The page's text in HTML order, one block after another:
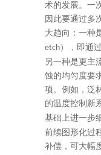
术的发展。一
因此要通过多
大趋向：一种
etch），即通
另一种是更主
蚀的均匀度要
项。例如，泛
的温度控制新
基础上进一步
前续图形化过
补偿，可大幅